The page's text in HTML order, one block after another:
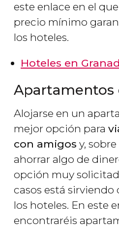
este enlace en el
precio mínimo
los hoteles.
Hoteles en
Apartamentos
Alojarse en un
mejor opción para
con amigos y,
ahorrar algo de
opción muy
casos está sirviendo
los hoteles. En este
encontraréis